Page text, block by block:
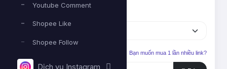
Youtube Comment
Shopee Like
Shopee Follow
Dịch vụ Instagram
Bạn muốn mua 1 lần nhiều link?